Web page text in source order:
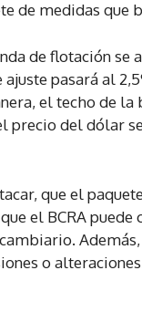
de medidas
de flotación se
ajuste pasará al
el techo de
precio del dólar
que el
el BCRA
o